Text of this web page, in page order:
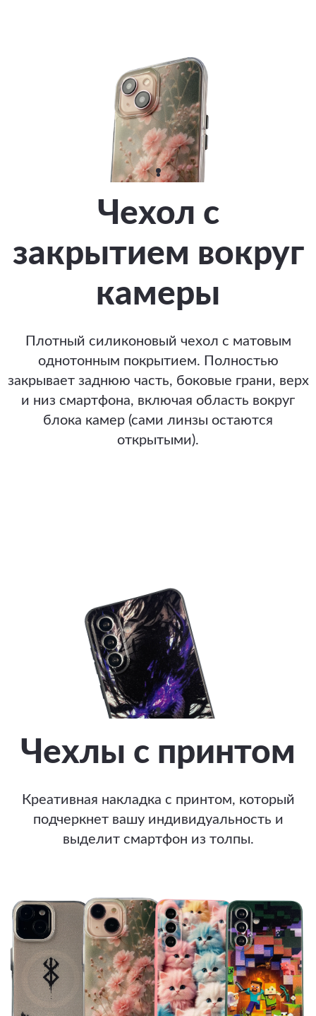
Чехол с
закрытием вокруг
камеры
Плотный силиконовый чехол с матовым
однотонным покрытием. Полностью
закрывает заднюю часть, боковые грани, верх
и низ смартфона, включая область вокруг
блока камер (сами линзы остаются
открытыми).
Чехлы с принтом
Креативная накладка с принтом, который
подчеркнет вашу индивидуальность и
выделит смартфон из толпы.